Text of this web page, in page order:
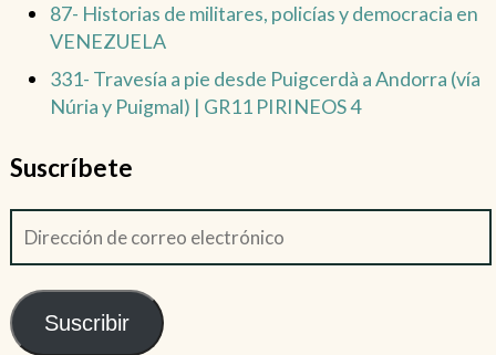
87- Historias de militares, policías y democracia en
VENEZUELA
331- Travesía a pie desde Puigcerdà a Andorra (vía
Núria y Puigmal) | GR11 PIRINEOS 4
Suscríbete
Suscribir